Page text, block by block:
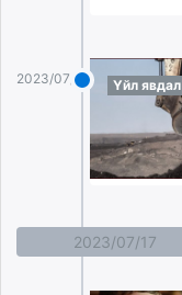
2023/07/28 Үйл явдал
2023/07/17